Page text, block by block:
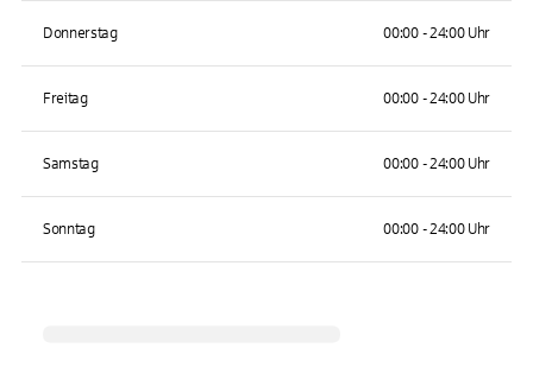
Donnerstag 00:00 - 24:00 Uhr
Freitag 00:00 - 24:00 Uhr
Samstag 00:00 - 24:00 Uhr
Sonntag 00:00 - 24:00 Uhr